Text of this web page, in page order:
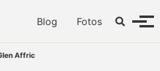
Blog Fotos Toggle
Affric